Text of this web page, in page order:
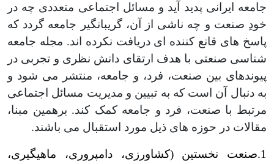
جامعه ایرانی پدید آید و مسائل اجتماعی متعددی چه در
خودِ صنعت و چه ناشی از آن، گریبانگیر جامعه گردد که
پاسخ های قانع کننده ای دریافت نکرده اند. مجله جامعه
شناسی صنعتی با هدف ارتقای دانش نظری و تجربی در
پیوندهای بین صنعت، فرد، و جامعه، منتشر می شود و
به دنبال آن است که به تبیین و مدیریت مسائل اجتماعی
مرتبط با صنعت، فرد و جامعه کمک کند. برهمین مبنا،
مقالات در حوزه های ذیل مورد استقبال می باشند.
1.صنعت نخستین (کشاورزی، دامپروری، ماهیگیری،